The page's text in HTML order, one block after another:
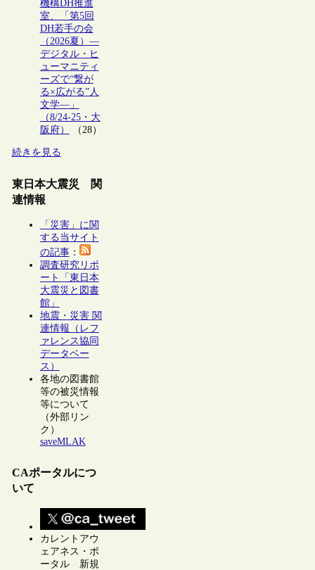
機構DH推進
室、「第5回
DH若手の会
（2026夏）―
デジタル・ヒ
ューマニティ
ーズで“繋が
る×広がる”人
文学―」
（8/24-25・大
阪府）
（28）
続きを見る
東日本大震災 関
連情報
「災害」に関
する当サイト
の記事：
調査研究リポ
ート「東日本
大震災と図書
館」
地震・災害 関
連情報（レフ
ァレンス協同
データベー
ス）
各地の図書館
等の被災情報
等について
（外部リン
ク）
saveMLAK
CAポータルにつ
いて
カレントアウ
ェアネス・ポ
ータル 新規